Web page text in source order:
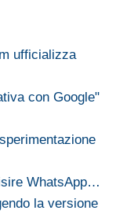
ufficializza
con Google"
WhatsApp…
la versione